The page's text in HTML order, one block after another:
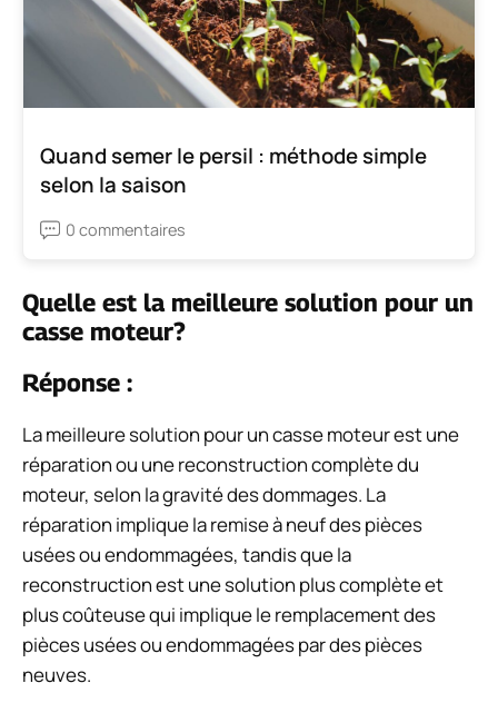
Quand semer le persil : méthode simple
selon la saison
0 commentaires
Quelle est la meilleure solution pour un
casse moteur?
Réponse :
La meilleure solution pour un casse moteur est une
réparation ou une reconstruction complète du
moteur, selon la gravité des dommages. La
réparation implique la remise à neuf des pièces
usées ou endommagées, tandis que la
reconstruction est une solution plus complète et
plus coûteuse qui implique le remplacement des
pièces usées ou endommagées par des pièces
neuves.